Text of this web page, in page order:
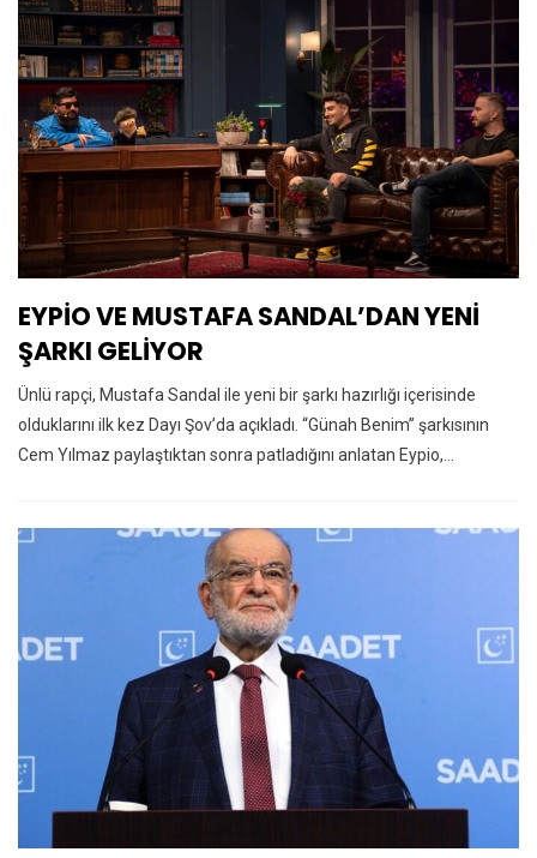
EYPİO VE MUSTAFA SANDAL’DAN YENİ
ŞARKI GELİYOR
Ünlü rapçi, Mustafa Sandal ile yeni bir şarkı hazırlığı içerisinde
olduklarını ilk kez Dayı Şov’da açıkladı. “Günah Benim” şarkısının
Cem Yılmaz paylaştıktan sonra patladığını anlatan Eypio,…